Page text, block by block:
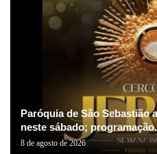
Paróquia de São Sebastião
neste sábado;
8 de agosto de 2026